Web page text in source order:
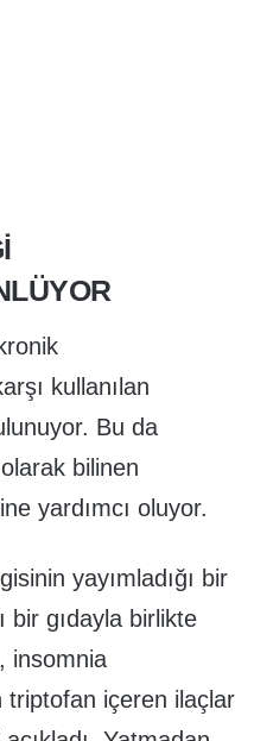
kullanılan
Bu da
bilinen
yardımcı oluyor.
yayımladığı bir
bir gıdayla birlikte
insomnia
triptofan içeren ilaçlar